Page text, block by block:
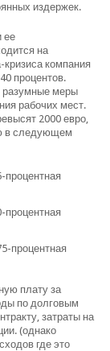
издержек.
ее
на
кризиса компания
процентов.
разумные меры
рабочих мест.
2000 евро,
в следующем
процентная
процентная
процентная
плату за
по долговым
затраты на
(однако
где это